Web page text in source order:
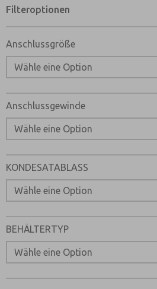
Filteroptionen
Anschlussgröße
Anschlussgewinde
KONDESATABLASS
BEHÄLTERTYP
Bevorzugte Kontaktmethode?
Email
Telefon
Bitte senden Sie mir
jederzeit widerruflich
*Ja, ich habe die
dass die von mir
werden. Meine Daten werden
und Beantwortung meiner
Kontaktformulars stimme ich